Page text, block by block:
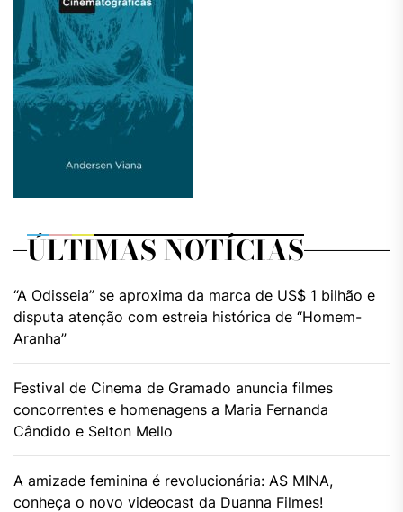
ÚLTIMAS NOTÍCIAS
“A Odisseia” se aproxima da marca de US$ 1 bilhão e
disputa atenção com estreia histórica de “Homem-
Aranha”
Festival de Cinema de Gramado anuncia filmes
concorrentes e homenagens a Maria Fernanda
Cândido e Selton Mello
A amizade feminina é revolucionária: AS MINA,
conheça o novo videocast da Duanna Filmes!